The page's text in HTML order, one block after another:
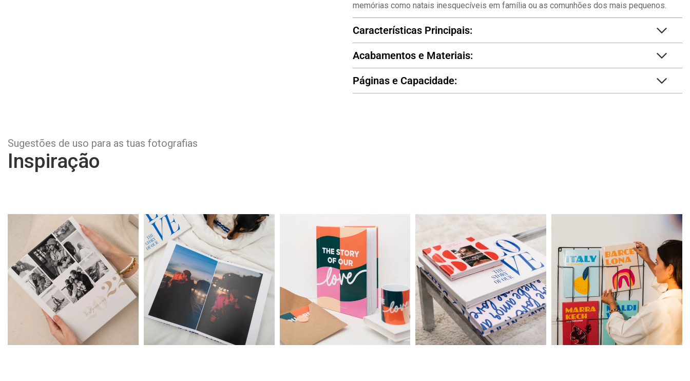
memórias como natais inesquecíveis em família ou as comunhões dos mais pequenos.
Características Principais:
Acabamentos e Materiais:
Páginas e Capacidade:
Sugestões de uso para as tuas fotografias
Inspiração